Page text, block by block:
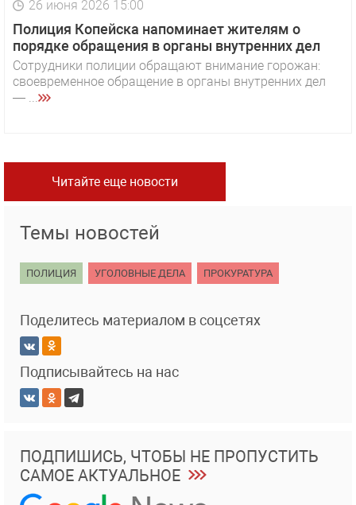
26 июня 2026 15:00
Полиция Копейска напоминает жителям о
порядке обращения в органы внутренних дел
Сотрудники полиции обращают внимание горожан:
своевременное обращение в органы внутренних дел
— ...
Читайте еще новости
Темы новостей
ПОЛИЦИЯ УГОЛОВНЫЕ ДЕЛА ПРОКУРАТУРА
Поделитесь материалом в соцсетях
Подписывайтесь на нас
ПОДПИШИСЬ, ЧТОБЫ НЕ ПРОПУСТИТЬ
САМОЕ АКТУАЛЬНОЕ